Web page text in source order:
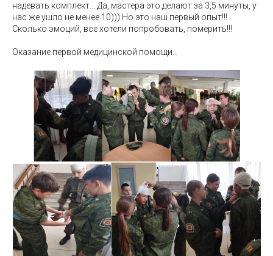
надевать комплект… Да, мастера это делают за 3,5 минуты, у
нас же ушло не менее 10))) Но это наш первый опыт!!!
Сколько эмоций, все хотели попробовать, померить!!!
Оказание первой медицинской помощи…